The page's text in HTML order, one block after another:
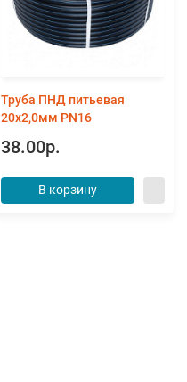
Труба ПНД питьевая
20х2,0мм PN16
38.00р.
В корзину